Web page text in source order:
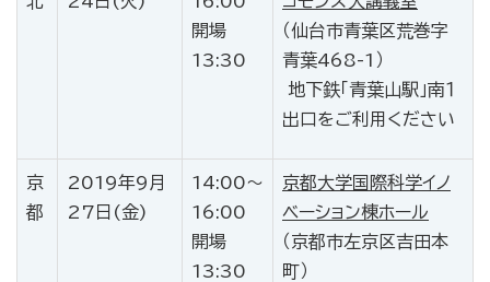
開場
13:30
（仙台市青葉区荒巻字
青葉468-1）
地下鉄「青葉山駅」南１
出口をご利用ください
京
都
2019年9月
27日(金)
14:00～
16:00
開場
13:30
京都大学国際科学イノ
ベーション棟ホール
（京都市左京区吉田本
町）